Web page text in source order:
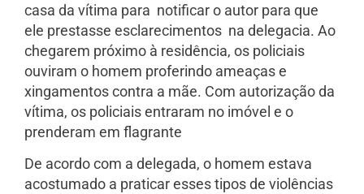
casa da vítima para notificar o autor para que
ele prestasse esclarecimentos na delegacia. Ao
chegarem próximo à residência, os policiais
ouviram o homem proferindo ameaças e
xingamentos contra a mãe. Com autorização da
vítima, os policiais entraram no imóvel e o
prenderam em flagrante
De acordo com a delegada, o homem estava
acostumado a praticar esses tipos de violências